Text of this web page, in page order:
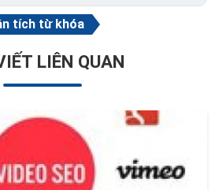
tích từ khóa
LIÊN QUAN